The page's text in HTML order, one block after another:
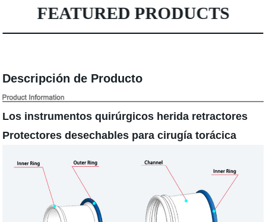
FEATURED PRODUCTS
Descripción de Producto
Los instrumentos quirúrgicos herida retractores
Protectores desechables para cirugía torácica